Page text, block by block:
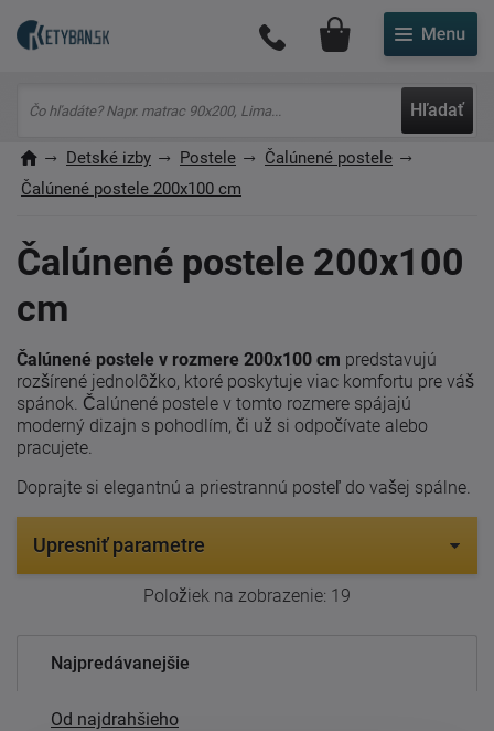
Hľadať
Môj účet
Detské izby Postele
Čalúnené postele
Čalúnené postele 200x100 cm
Čalúnené postele 200x100
cm
Čalúnené postele v rozmere 200x100 cm predstavujú
rozšírené jednolôžko, ktoré poskytuje viac komfortu pre váš
spánok. Čalúnené postele v tomto rozmere spájajú
moderný dizajn s pohodlím, či už si odpočívate alebo
pracujete.
Doprajte si elegantnú a priestrannú posteľ do vašej spálne.
Upresniť parametre
Položiek na zobrazenie: 19
Najpredávanejšie
Od najdrahšieho